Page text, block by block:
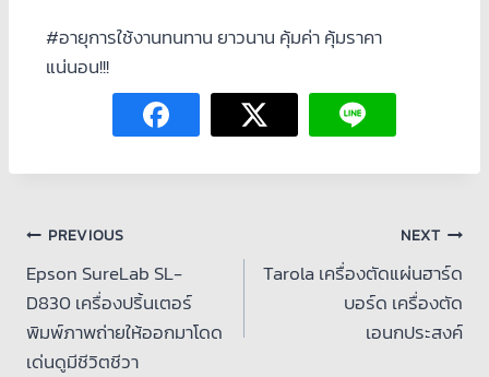
#อายุการใช้งานทนทาน ยาวนาน คุ้มค่า คุ้มราคา
แน่นอน!!!
PREVIOUS
Epson SureLab SL-
D830 เครื่องปริ้นเตอร์
พิมพ์ภาพถ่ายให้ออกมาโดด
เด่นดูมีชีวิตชีวา
NEXT
Tarola เครื่องตัดแผ่นฮาร์ด
บอร์ด เครื่องตัด
เอนกประสงค์